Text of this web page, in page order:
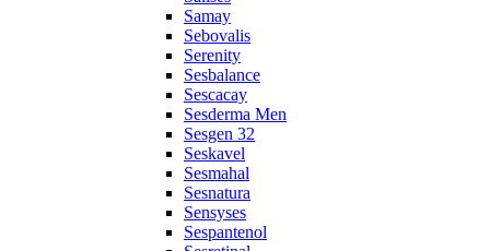
Samay
Sebovalis
Serenity
Sesbalance
Sescacay
Sesderma Men
Sesgen 32
Seskavel
Sesmahal
Sesnatura
Sensyses
Sespantenol